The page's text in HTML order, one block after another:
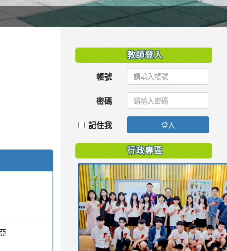
教師登入
帳號
密碼
記住我 登入
行政專區